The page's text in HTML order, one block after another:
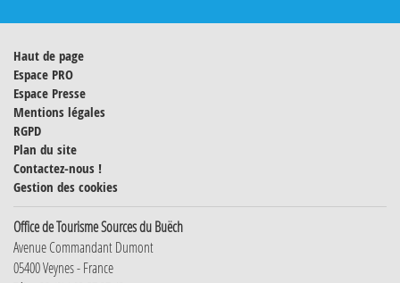
Haut de page
Espace PRO
Espace Presse
Mentions légales
RGPD
Plan du site
Contactez-nous !
Gestion des cookies
Office de Tourisme Sources du Buëch
Avenue Commandant Dumont
05400 Veynes - France